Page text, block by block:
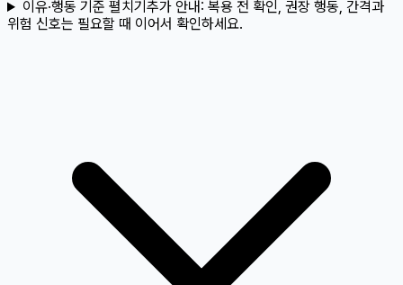
이유·행동 기준 펼치기추가 안내: 복용 전 확인, 권장 행동, 간격과
위험 신호는 필요할 때 이어서 확인하세요.